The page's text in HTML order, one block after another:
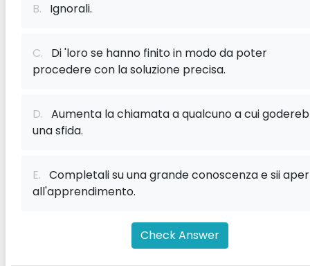
B. Ignorali.
C. Di 'loro se hanno finito in modo da poter
procedere con la soluzione precisa.
D. Aumenta la chiamata a qualcuno a cui
una sfida.
E. Completali su una grande conoscenza e sii
all'apprendimento.
Check Answer